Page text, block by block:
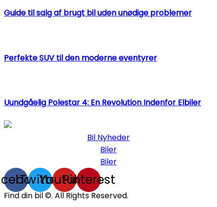
Guide til salg af brugt bil uden unødige problemer
Perfekte SUV til den moderne eventyrer
Uundgåelig Polestar 4: En Revolution Indenfor Elbiler
Bil Nyheder
Biler
Biler
TwitterYoutube
Pinterest
Find din bil ©. All Rights Reserved.